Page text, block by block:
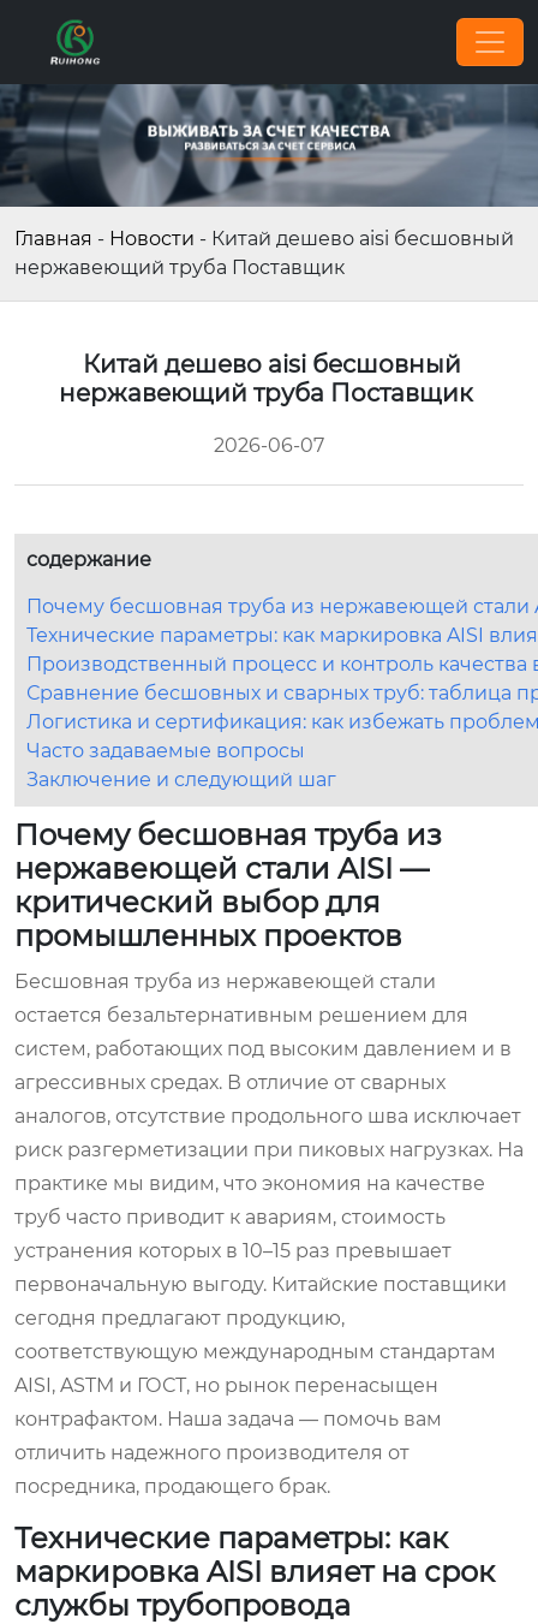
Главная - Новости - Китай дешево aisi бесшовный
нержавеющий труба Поставщик
Китай дешево aisi бесшовный
нержавеющий труба Поставщик
2026-06-07
содержание
Почему бесшовная труба из нержавеющей
Технические параметры: как маркировка AISI
Производственный процесс и контроль
Сравнение бесшовных и сварных труб: таблица
Логистика и сертификация: как избежать
Часто задаваемые вопросы
Заключение и следующий шаг
Почему бесшовная труба из
нержавеющей стали AISI —
критический выбор для
промышленных проектов
Бесшовная труба из нержавеющей стали
остается безальтернативным решением для
систем, работающих под высоким давлением и в
агрессивных средах. В отличие от сварных
аналогов, отсутствие продольного шва исключает
риск разгерметизации при пиковых нагрузках. На
практике мы видим, что экономия на качестве
труб часто приводит к авариям, стоимость
устранения которых в 10–15 раз превышает
первоначальную выгоду. Китайские поставщики
сегодня предлагают продукцию,
соответствующую международным стандартам
AISI, ASTM и ГОСТ, но рынок перенасыщен
контрафактом. Наша задача — помочь вам
отличить надежного производителя от
посредника, продающего брак.
Технические параметры: как
маркировка AISI влияет на срок
службы трубопровода